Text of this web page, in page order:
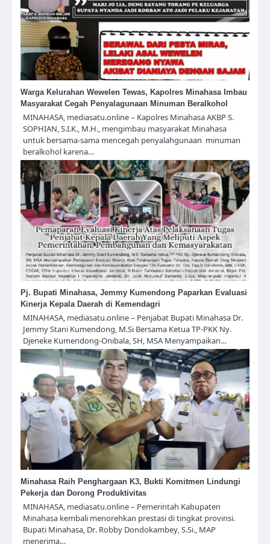
Warga Kelurahan Wewelen Tewas, Kapolres Minahasa Imbau
Masyarakat Cegah Penyalagunaan Minuman Beralkohol
MINAHASA, mediasatu.online – Kapolres Minahasa AKBP S.
SOPHIAN, S.I.K., M.H., mengimbau masyarakat Minahasa
untuk bersama-sama mencegah penyalahgunaan minuman
beralkohol karena…
Pj. Bupati Minahasa, Jemmy Kumendong Paparkan Evaluasi
Kinerja Kepala Daerah di Kemendagri
MINAHASA, mediasatu.online – Penjabat Bupati Minahasa Dr.
Jemmy Stani Kumendong, M.Si Bersama Ketua TP-PKK Ny.
Djeneke Kumendong-Onibala, SH, MSA Menyampaikan…
Minahasa Raih Penghargaan K3, Bukti Komitmen Lindungi
Pekerja dan Dorong Produktivitas
MINAHASA, mediasatu.online – Pemerintah Kabupaten
Minahasa kembali menorehkan prestasi di tingkat provinsi.
Bupati Minahasa, Dr. Robby Dondokambey, S.Si., MAP
menerima…